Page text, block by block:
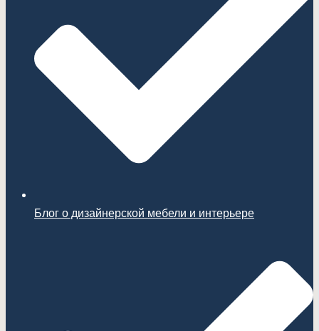
Блог о дизайнерской мебели и интерьере